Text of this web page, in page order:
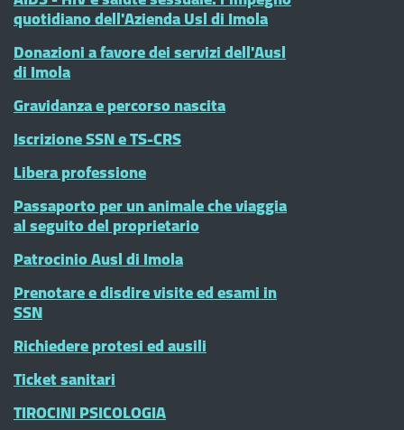
quotidiano dell'Azienda Usl di Imola
Donazioni a favore dei servizi dell'Ausl
di Imola
Gravidanza e percorso nascita
Iscrizione SSN e TS-CRS
Libera professione
Passaporto per un animale che viaggia
al seguito del proprietario
Patrocinio Ausl di Imola
Prenotare e disdire visite ed esami in
SSN
Richiedere protesi ed ausili
Ticket sanitari
TIROCINI PSICOLOGIA